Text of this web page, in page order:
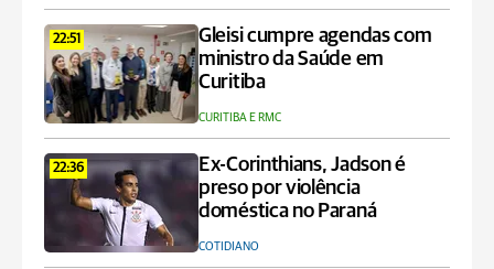
22:51
Gleisi cumpre agendas com
ministro da Saúde em
Curitiba
CURITIBA E RMC
22:36
Ex-Corinthians, Jadson é
preso por violência
doméstica no Paraná
COTIDIANO